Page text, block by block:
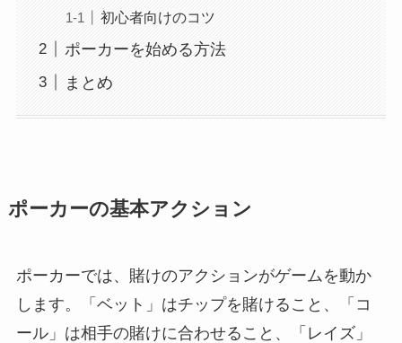
初心者向けのコツ
ポーカーを始める方法
まとめ
ポーカーの基本アクション
ポーカーでは、賭けのアクションがゲームを動か
します。「ベット」はチップを賭けること、「コ
ール」は相手の賭けに合わせること、「レイズ」